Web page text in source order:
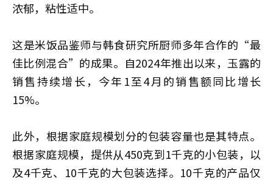
浓郁，粘性适中。
这是米饭品鉴师与韩食研究所厨师多年合作的“最
佳比例混合”的成果。自2024年推出以来，玉露的
销售持续增长，今年1至4月的销售额同比增长
15%。
此外，根据家庭规模划分的包装容量也是其特点。
根据家庭规模，提供从450克到1千克的小包装，以
及4千克、10千克的大包装选择。10千克的产品仅